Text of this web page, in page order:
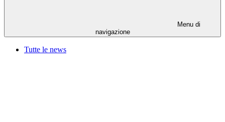
Menu di
navigazione
Tutte le news